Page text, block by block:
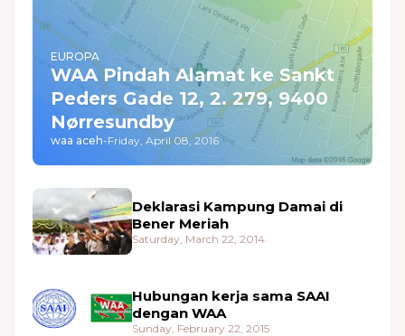
EUROPA
WAA Pindah Alamat ke Sankt
Peders Gade 12, 2. 279, 9400
Nørresundby
waa aceh-Friday, April 08, 2016
Deklarasi Kampung Damai di
Bener Meriah
Saturday, March 22, 2014
Hubungan kerja sama SAAI
dengan WAA
Sunday, February 22, 2015